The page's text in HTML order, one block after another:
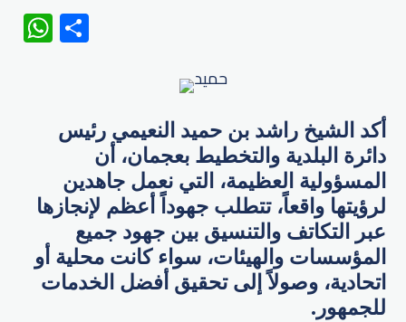
WhatsApp
أكد الشيخ راشد بن حميد النعيمي رئيس
دائرة البلدية والتخطيط بعجمان، أن
المسؤولية العظيمة، التي نعمل جاهدين
لرؤيتها واقعاً، تتطلب جهوداً أعظم لإنجازها
عبر التكاتف والتنسيق بين جهود جميع
المؤسسات والهيئات، سواء كانت محلية أو
اتحادية، وصولاً إلى تحقيق أفضل الخدمات
للجمهور.